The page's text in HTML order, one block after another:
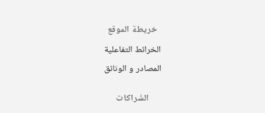
خريطة الموقع
الخرائط التفاعلية
المصادر و الوثائق
الشراكات